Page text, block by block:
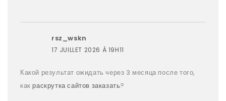
rsz_wskn
17 JUILLET 2026 À 19H11
Какой результат ожидать через 3 месяца после того,
как раскрутка сайтов заказать?